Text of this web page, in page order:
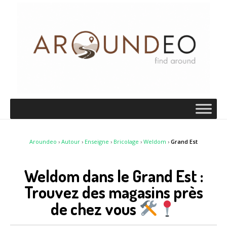
Aroundeo › Autour › Enseigne › Bricolage › Weldom › Grand Est
Weldom dans le Grand Est :
Trouvez des magasins près
de chez vous